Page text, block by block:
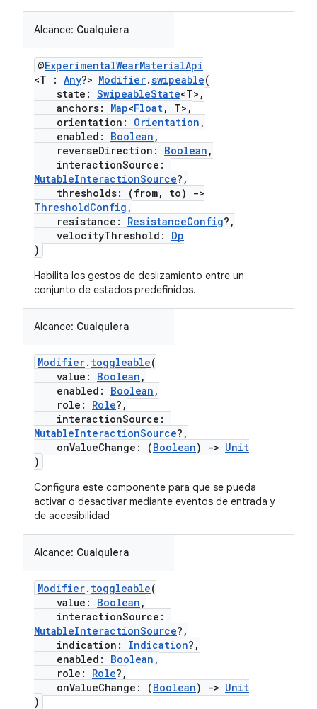
Alcance: Cualquiera
@ExperimentalWearMaterialApi
<T : Any?> Modifier.swipeable(
state: SwipeableState<T>,
anchors: Map<Float, T>,
orientation: Orientation ,
enabled: Boolean ,
reverseDirection: Boolean ,
interactionSource:
MutableInteractionSource?,
thresholds: (from, to)
->
ThresholdConfig ,
resistance: ResistanceConfig?,
velocityThreshold: Dp
)
Habilita los gestos de deslizamiento entre un
conjunto de estados predefinidos.
Alcance: Cualquiera
Modifier. toggleable(
value: Boolean ,
enabled: Boolean ,
role: Role?,
interactionSource:
MutableInteractionSource?,
onValueChange: (Boolean) -> Unit
)
Configura este componente para que se pueda
activar o desactivar mediante eventos de entrada y
de accesibilidad
Alcance: Cualquiera
Modifier. toggleable(
value: Boolean ,
interactionSource:
MutableInteractionSource?,
indication: Indication?,
enabled: Boolean ,
role: Role?,
onValueChange: (Boolean) -> Unit
)